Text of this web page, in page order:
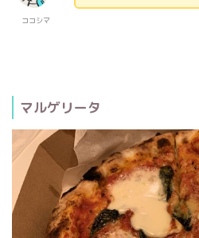
ココシマ
マルゲリータ